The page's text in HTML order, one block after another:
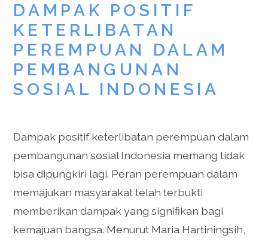
DAMPAK POSITIF
KETERLIBATAN
PEREMPUAN DALAM
PEMBANGUNAN
SOSIAL INDONESIA
Dampak positif keterlibatan perempuan dalam
pembangunan sosial Indonesia memang tidak
bisa dipungkiri lagi. Peran perempuan dalam
memajukan masyarakat telah terbukti
memberikan dampak yang signifikan bagi
kemajuan bangsa. Menurut Maria Hartiningsih,